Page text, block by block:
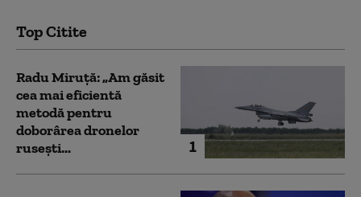
Top Citite
1
Radu Miruță: „Am găsit
cea mai eficientă
metodă pentru
doborârea dronelor
rusești...